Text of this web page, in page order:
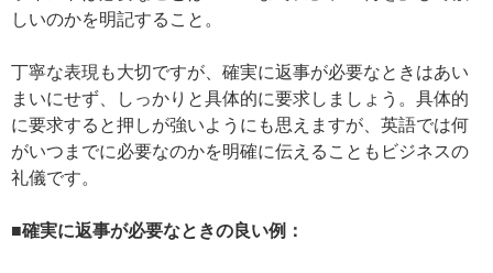
しいのかを明記すること。
丁寧な表現も大切ですが、確実に返事が必要なときはあい
まいにせず、しっかりと具体的に要求しましょう。具体的
に要求すると押しが強いようにも思えますが、英語では何
がいつまでに必要なのかを明確に伝えることもビジネスの
礼儀です。
■確実に返事が必要なときの良い例：